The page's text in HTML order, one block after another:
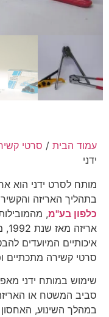
עמוד הבית / סרטי
ידני
מותח לסרט ידני הוא
בתהליך האריזה
כלפון בע"מ,
איכותיים המיועדים
סרטי קשירה מתכתיים
שימוש במותח ידני
סביב המשטח או
במהלך השינוע,